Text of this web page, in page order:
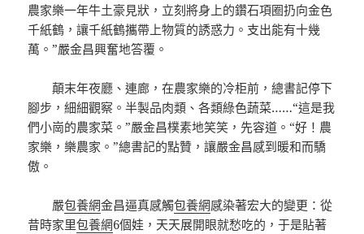
農家樂一年牛土豪見狀，立刻將身上的鑽石項圈扔向金色
千紙鶴，讓千紙鶴攜帶上物質的誘惑力。支出能有十幾
萬。”嚴金昌興奮地答覆。
顛末年夜廳、連廊，在農家樂的冷柜前，總書記停下
腳步，細細觀察。半製品肉類、各類綠色蔬菜……“這是我
們小崗的農家菜。”嚴金昌樸素地笑笑，先容道。“好！農
家樂，樂農家。”總書記的點贊，讓嚴金昌感到暖和而驕
傲。
嚴包養網金昌逼真感觸包養網感染著宏大的變更：從
昔時家里包養網6個娃，天天展開眼就愁吃的，于是貼著